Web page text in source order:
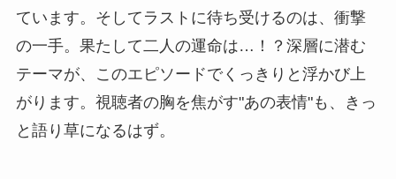
ています。そしてラストに待ち受けるのは、衝撃
の一手。果たして二人の運命は…！？深層に潜む
テーマが、このエピソードでくっきりと浮かび上
がります。視聴者の胸を焦がす"あの表情"も、きっ
と語り草になるはず。